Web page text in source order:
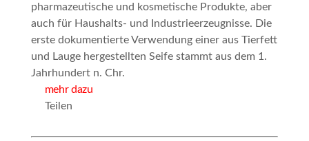
pharmazeutische und kosmetische Produkte, aber
auch für Haushalts- und Industrieerzeugnisse. Die
erste dokumentierte Verwendung einer aus Tierfett
und Lauge hergestellten Seife stammt aus dem 1.
Jahrhundert n. Chr.
mehr dazu
Teilen